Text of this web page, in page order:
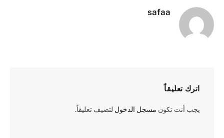
safaa
اترك تعليقاً
يجب أنت تكون مسجل الدخول لتضيف تعليقاً.